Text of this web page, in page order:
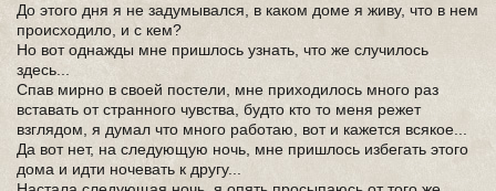
До этого дня я не задумывался, в каком доме я живу, что в нем
происходило, и с кем?
Но вот однажды мне пришлось узнать, что же случилось
здесь...
Спав мирно в своей постели, мне приходилось много раз
вставать от странного чувства, будто кто то меня режет
взглядом, я думал что много работаю, вот и кажется всякое...
Да вот нет, на следующую ночь, мне пришлось избегать этого
дома и идти ночевать к другу...